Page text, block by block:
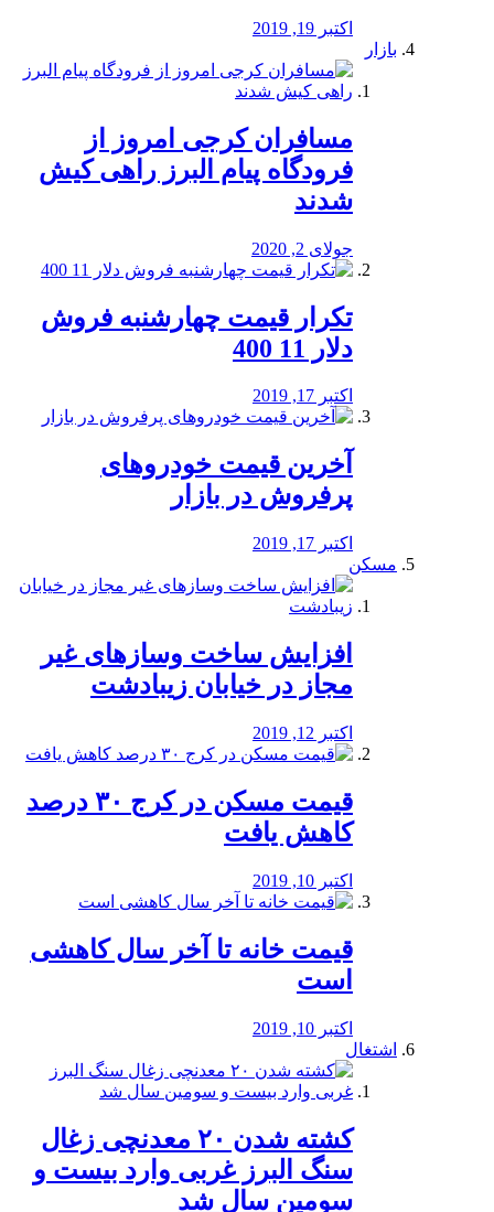
اکتبر 19, 2019
بازار
مسافران کرجی امروز از
فرودگاه پیام البرز راهی کیش
شدند
جولای 2, 2020
تکرار قیمت چهارشنبه فروش
دلار 11 400
اکتبر 17, 2019
آخرین قیمت خودرو‌های
پرفروش در بازار
اکتبر 17, 2019
مسکن
افزایش ساخت وسازهای غیر
مجاز در خیابان زیبادشت
اکتبر 12, 2019
️قیمت مسکن در کرج ۳۰ درصد
کاهش یافت
اکتبر 10, 2019
قیمت خانه تا آخر سال کاهشی
است
اکتبر 10, 2019
اشتغال
کشته شدن ۲۰ معدنچی زغال
سنگ البرز غربی وارد بیست و
سومین سال شد